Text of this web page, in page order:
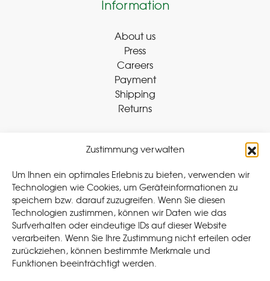
Zustimmung verwalten
Um Ihnen ein optimales Erlebnis zu bieten, verwenden wir
Technologien wie Cookies, um Geräteinformationen zu
speichern bzw. darauf zuzugreifen. Wenn Sie diesen
Technologien zustimmen, können wir Daten wie das
Surfverhalten oder eindeutige IDs auf dieser Website
verarbeiten. Wenn Sie Ihre Zustimmung nicht erteilen oder
zurückziehen, können bestimmte Merkmale und
Funktionen beeinträchtigt werden.
Information
About us
Press
Careers
Payment
Shipping
Returns
Withdraw Contract
Legal
Privacy Policy
Cookie Policy (EU)
Terms & Conditions